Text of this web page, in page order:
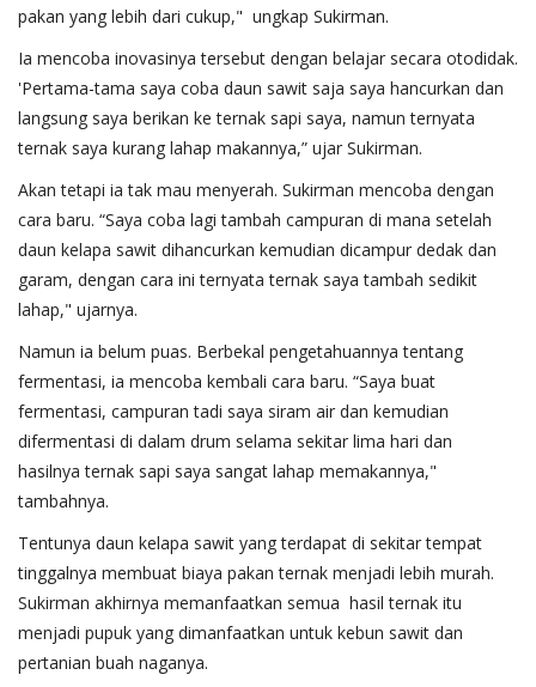
pakan yang lebih dari cukup," ungkap Sukirman.
Ia mencoba inovasinya tersebut dengan belajar secara otodidak.
'Pertama-tama saya coba daun sawit saja saya hancurkan dan
langsung saya berikan ke ternak sapi saya, namun ternyata
ternak saya kurang lahap makannya,” ujar Sukirman.
Akan tetapi ia tak mau menyerah. Sukirman mencoba dengan
cara baru. “Saya coba lagi tambah campuran di mana setelah
daun kelapa sawit dihancurkan kemudian dicampur dedak dan
garam, dengan cara ini ternyata ternak saya tambah sedikit
lahap," ujarnya.
Namun ia belum puas. Berbekal pengetahuannya tentang
fermentasi, ia mencoba kembali cara baru. “Saya buat
fermentasi, campuran tadi saya siram air dan kemudian
difermentasi di dalam drum selama sekitar lima hari dan
hasilnya ternak sapi saya sangat lahap memakannya,"
tambahnya.
Tentunya daun kelapa sawit yang terdapat di sekitar tempat
tinggalnya membuat biaya pakan ternak menjadi lebih murah.
Sukirman akhirnya memanfaatkan semua hasil ternak itu
menjadi pupuk yang dimanfaatkan untuk kebun sawit dan
pertanian buah naganya.